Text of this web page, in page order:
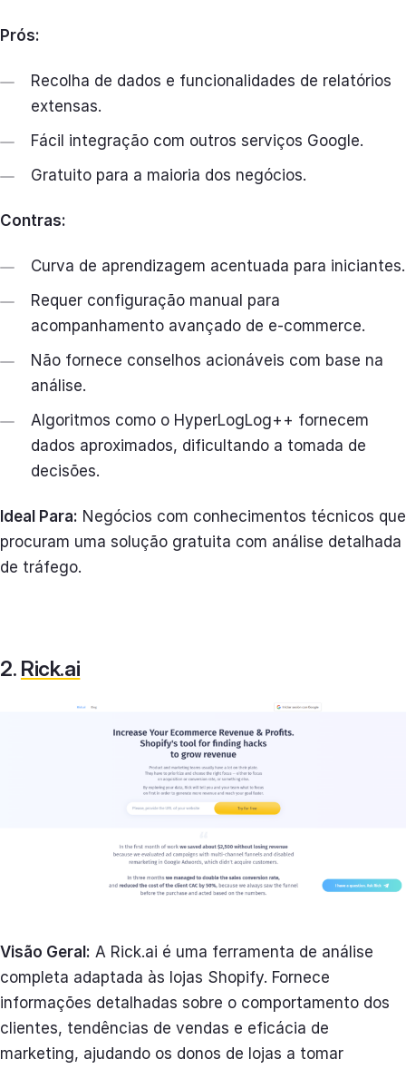
Prós:
Recolha de dados e funcionalidades de relatórios
extensas.
Fácil integração com outros serviços Google.
Gratuito para a maioria dos negócios.
Contras:
Curva de aprendizagem acentuada para iniciantes.
Requer configuração manual para
acompanhamento avançado de e-commerce.
Não fornece conselhos acionáveis com base na
análise.
Algoritmos como o HyperLogLog++ fornecem
dados aproximados, dificultando a tomada de
decisões.
Ideal Para: Negócios com conhecimentos técnicos que
procuram uma solução gratuita com análise detalhada
de tráfego.
2. Rick.ai
Visão Geral: A Rick.ai é uma ferramenta de análise
completa adaptada às lojas Shopify. Fornece
informações detalhadas sobre o comportamento dos
clientes, tendências de vendas e eficácia de
marketing, ajudando os donos de lojas a tomar